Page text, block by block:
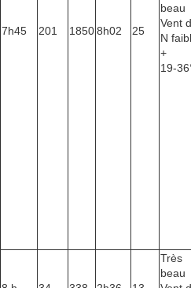
7h45 201 18508h02 25
beau
Vent
N
+
19-
Très
beau